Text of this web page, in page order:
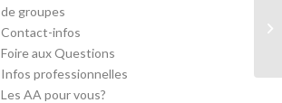
de groupes
Contact-infos
Foire aux Questions
Infos professionnelles
Les AA pour vous?